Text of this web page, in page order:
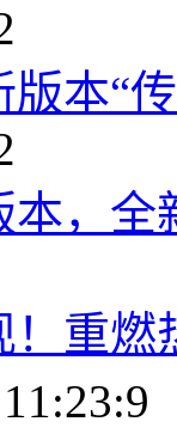
版本“
本，
！重